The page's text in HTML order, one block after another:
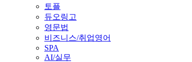
토플
듀오링고
영문법
비즈니스/취업영어
SPA
AI/실무